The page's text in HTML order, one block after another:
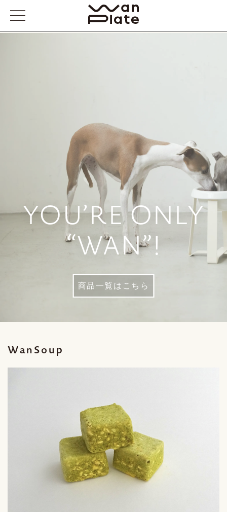
YOU’RE ONLY
“WAN”!
商品一覧はこちら
WanSoup